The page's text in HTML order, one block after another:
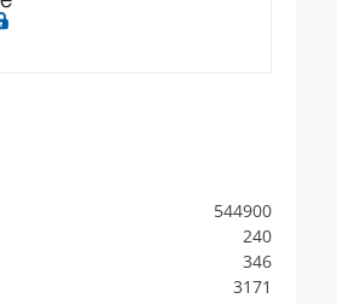
544900
240
346
3171